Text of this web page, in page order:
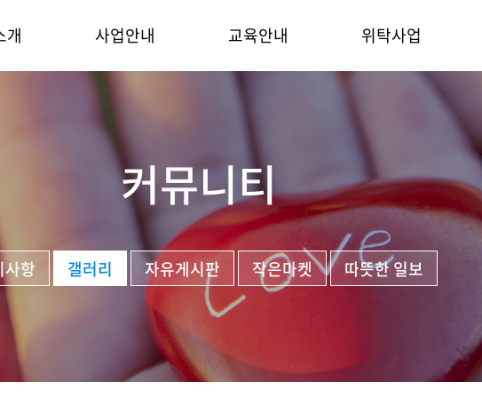
개 사업안내 교육안내 위탁사업
커뮤니티
사항 갤러리 자유게시판 작은마켓 따뜻한 일보